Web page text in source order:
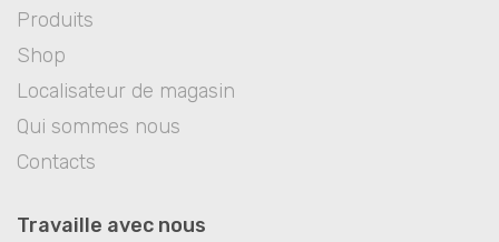
Produits
Shop
Localisateur de magasin
Qui sommes nous
Contacts
Travaille avec nous